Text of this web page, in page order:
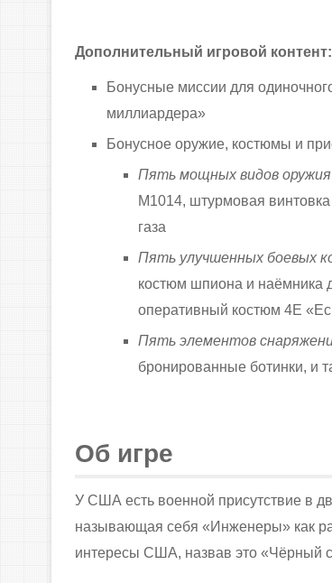
Дополнительный игровой контент:
Бонусные миссии для
миллиардера»
Бонусное оружие, костюмы и
Пять мощных видов
M1014, штурмовая
газа
Пять улучшенных боевых
костюм шпиона и
оперативный костюм 4E
Пять элементов
бронированные ботинки, и
Об игре
У США есть военной присутствие в
называющая себя «Инженеры» как
интересы США, назвав это «Чёрный